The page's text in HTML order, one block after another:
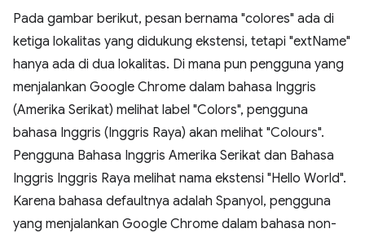
Pada gambar berikut, pesan bernama "colores" ada di
ketiga lokalitas yang didukung ekstensi, tetapi "extName"
hanya ada di dua lokalitas. Di mana pun pengguna yang
menjalankan Google Chrome dalam bahasa Inggris
(Amerika Serikat) melihat label "Colors", pengguna
bahasa Inggris (Inggris Raya) akan melihat "Colours".
Pengguna Bahasa Inggris Amerika Serikat dan Bahasa
Inggris Inggris Raya melihat nama ekstensi "Hello World".
Karena bahasa defaultnya adalah Spanyol, pengguna
yang menjalankan Google Chrome dalam bahasa non-